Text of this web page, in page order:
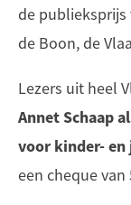
de
de Boon, de
Lezers uit heel
Annet Schaap
voor kinder-
een cheque